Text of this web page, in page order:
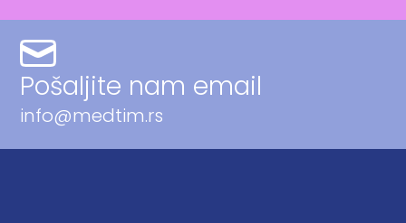
Pošaljite nam email
info@medtim.rs